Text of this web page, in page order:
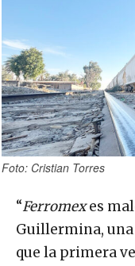
Foto: Cristian Torres
“Ferromexes
Guillermina, una
que la primera